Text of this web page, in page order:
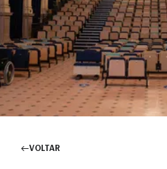
VOLTAR